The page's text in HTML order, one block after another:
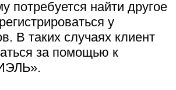
потребуется найти другое
у
В таких случаях клиент
за помощью к